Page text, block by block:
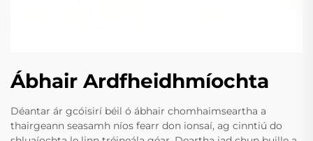
Ábhair Ardfheidhmíochta
Déantar ár gcóisirí béil ó ábhair chomhaimseartha a
thairgeann seasamh níos fearr don ionsaí, ag cinntiú do